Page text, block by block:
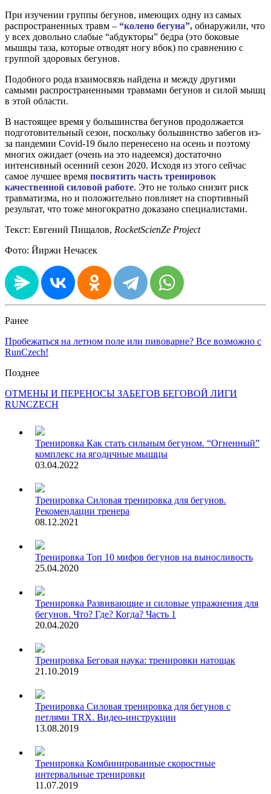
При изучении группы бегунов, имеющих одну из самых
распространенных травм – “колено бегуна”, обнаружили, что
у всех довольно слабые “абдукторы” бедра (это боковые
мышцы таза, которые отводят ногу вбок) по сравнению с
группой здоровых бегунов.
Подобного рода взаимосвязь найдена и между другими
самыми распространенными травмами бегунов и силой мышц
в этой области.
В настоящее время у большинства бегунов продолжается
подготовительный сезон, поскольку большинство забегов из-
за пандемии Covid-19 было перенесено на осень и поэтому
многих ожидает (очень на это надеемся) достаточно
интенсивный осенний сезон 2020. Исходя из этого сейчас
самое лучшее время посвятить часть тренировок
качественной силовой работе. Это не только снизит риск
травматизма, но и положительно повлияет на спортивный
результат, что тоже многократно доказано специалистами.
Текст: Евгений Пищалов, RocketScienZe Project
Фото: Йиржи Нечасек
Ранее
Пробежаться на летном поле или пивоварне? Все возможно с
RunCzech!
Позднее
ОТМЕНЫ И ПЕРЕНОСЫ ЗАБЕГОВ БЕГОВОЙ ЛИГИ
RUNCZECH
Тренировка Как стать сильным бегуном. “Огненный”
комплекс на ягодичные мышцы
03.04.2022
Тренировка Силовая тренировка для бегунов.
Рекомендации тренера
08.12.2021
Тренировка Топ 10 мифов бегунов на выносливость
25.04.2020
Тренировка Развивающие и силовые упражнения для
бегунов. Что? Где? Когда? Часть 1
20.04.2020
Тренировка Беговая наука: тренировки натощак
21.10.2019
Тренировка Силовая тренировка для бегунов с
петлями TRX. Видео-инструкции
13.08.2019
Тренировка Комбинированные скоростные
интервальные тренировки
11.07.2019